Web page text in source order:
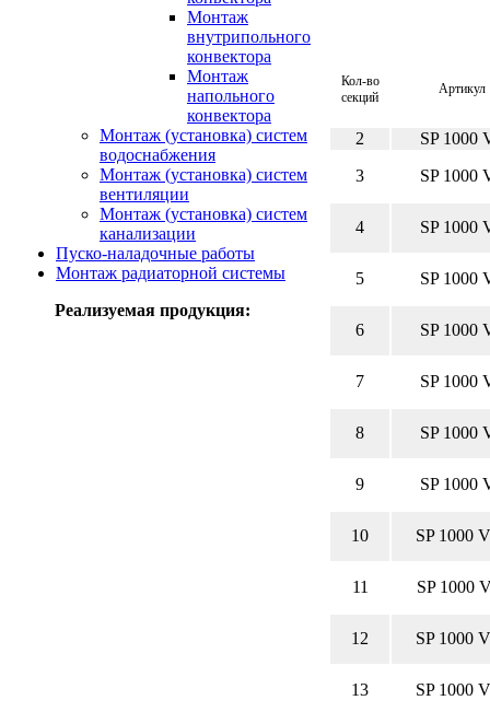
Монтаж
внутрипольного
конвектора
Монтаж
напольного
конвектора
Монтаж (установка) систем
водоснабжения
Монтаж (установка) систем
вентиляции
Монтаж (установка) систем
канализации
Пуско-наладочные работы
Монтаж радиаторной системы
Реализуемая продукция:
Кол-во
секций
Артикул
2
SP 1000
3
SP 1000
4 SP 1000
5 SP 1000
6 SP 1000
7 SP 1000
8 SP 1000
9 SP 1000
10 SP 1000
11 SP 1000
12 SP 1000
13 SP 1000